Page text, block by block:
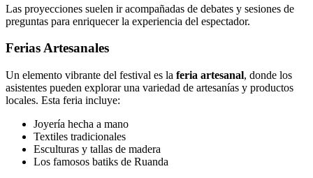
Las proyecciones suelen ir acompañadas de debates y sesiones de
preguntas para enriquecer la experiencia del espectador.
Ferias Artesanales
Un elemento vibrante del festival es la feria artesanal, donde los
asistentes pueden explorar una variedad de artesanías y productos
locales. Esta feria incluye:
Joyería hecha a mano
Textiles tradicionales
Esculturas y tallas de madera
Los famosos batiks de Ruanda